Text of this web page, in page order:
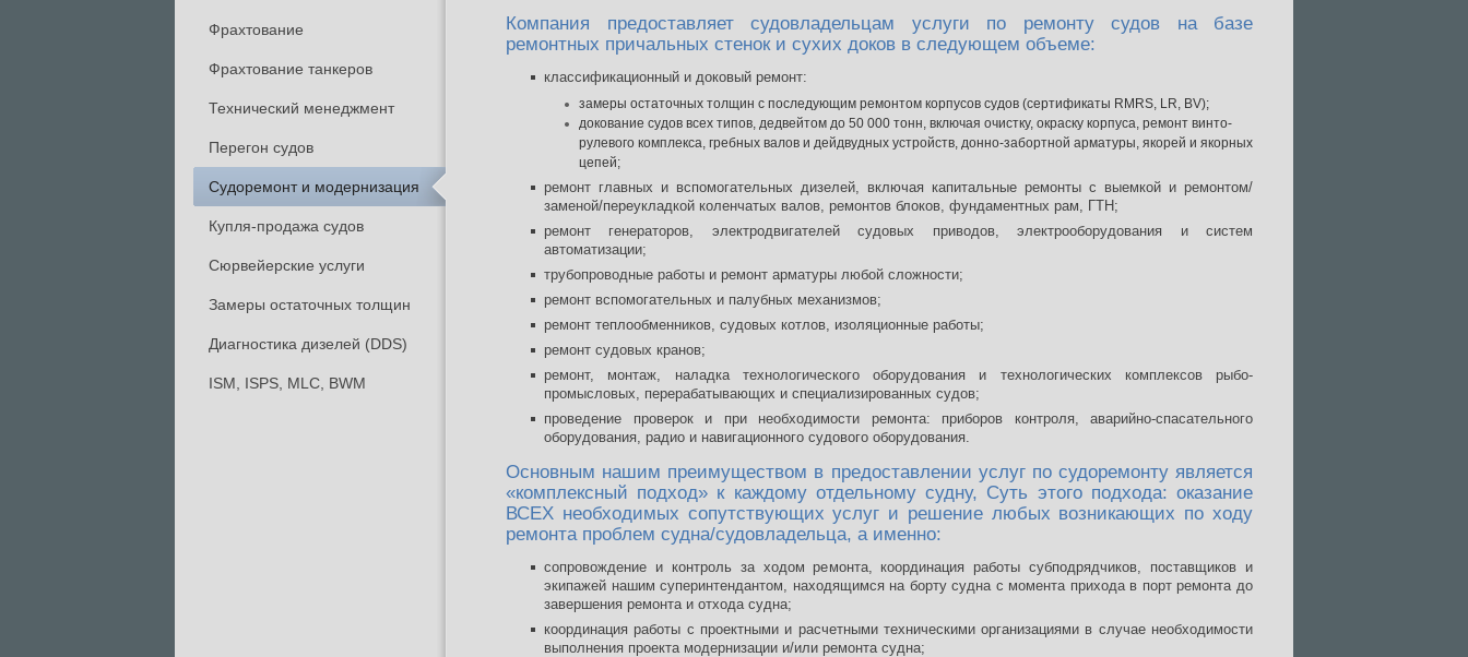
Фрахтование
Фрахтование танкеров
Технический менеджмент
Перегон судов
Судоремонт и модернизация
Купля-продажа судов
Сюрвейерские услуги
Замеры остаточных толщин
Диагностика дизелей (DDS)
ISM, ISPS, MLC, BWM
Компания предоставляет судовладельцам услуги по ремонту судов на базе
ремонтных причальных стенок и сухих доков в следующем объеме:
классификационный и доковый ремонт:
замеры остаточных толщин с последующим ремонтом корпусов судов (сертификаты RMRS, LR, BV);
докование судов всех типов, дедвейтом до 50 000 тонн, включая очистку, окраску корпуса, ремонт винто-
рулевого комплекса, гребных валов и дейдвудных устройств, донно-забортной арматуры, якорей и якорных
цепей;
ремонт главных и вспомогательных дизелей, включая капитальные ремонты с выемкой и ремонтом/
заменой/переукладкой коленчатых валов, ремонтов блоков, фундаментных рам, ГТН;
ремонт генераторов, электродвигателей судовых приводов, электрооборудования и систем
автоматизации;
трубопроводные работы и ремонт арматуры любой сложности;
ремонт вспомогательных и палубных механизмов;
ремонт теплообменников, судовых котлов, изоляционные работы;
ремонт судовых кранов;
ремонт, монтаж, наладка технологического оборудования и технологических комплексов рыбо-
промысловых, перерабатывающих и специализированных судов;
проведение проверок и при необходимости ремонта: приборов контроля, аварийно-спасательного
оборудования, радио и навигационного судового оборудования.
Основным нашим преимуществом в предоставлении услуг по судоремонту является
«комплексный подход» к каждому отдельному судну, Суть этого подхода: оказание
ВСЕХ необходимых сопутствующих услуг и решение любых возникающих по ходу
ремонта проблем судна/судовладельца, а именно:
сопровождение и контроль за ходом ремонта, координация работы субподрядчиков, поставщиков и
экипажей нашим суперинтендантом, находящимся на борту судна с момента прихода в порт ремонта до
завершения ремонта и отхода судна;
координация работы с проектными и расчетными техническими организациями в случае необходимости
выполнения проекта модернизации и/или ремонта судна;